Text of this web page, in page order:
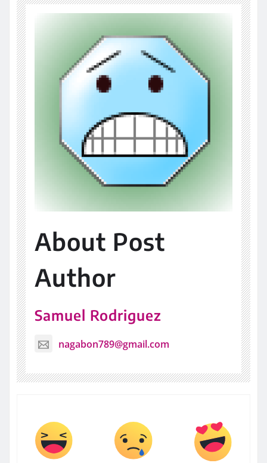
About Post
Author
Samuel Rodriguez
nagabon789@gmail.com